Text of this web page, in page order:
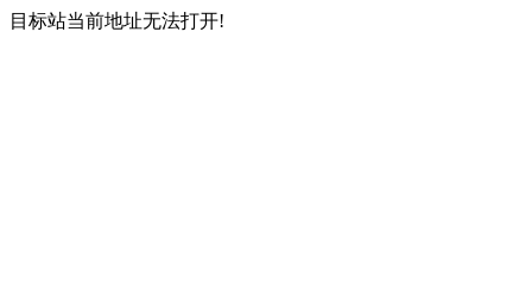
目标站当前地址无法打开!